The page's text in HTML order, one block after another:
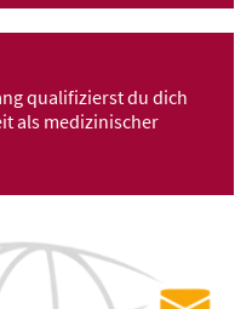
qualifizierst du dich
als medizinischer